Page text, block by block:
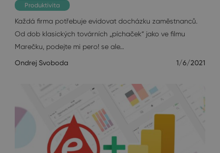
Produktivita
Každá firma potřebuje evidovat docházku zaměstnanců.
Od dob klasických továrních „píchaček“ jako ve filmu
Marečku, podejte mi pero! se ale…
Ondrej Svoboda 1/6/2021